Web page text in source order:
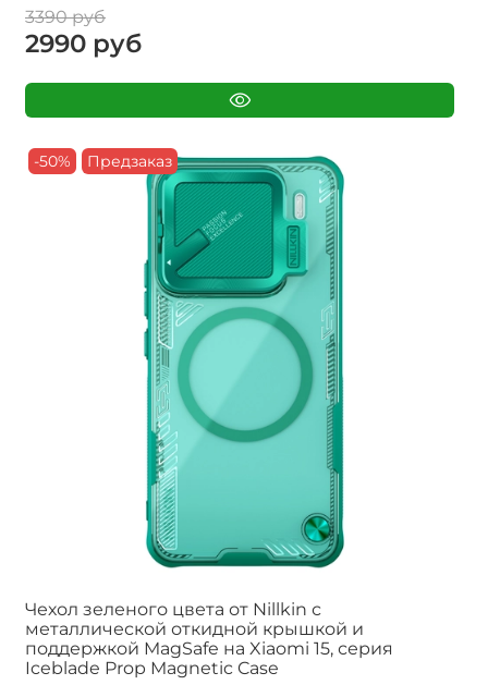
3390 руб
2990 руб
-50% Предзаказ
Чехол зеленого цвета от Nillkin с
металлической откидной крышкой и
поддержкой MagSafe на Xiaomi 15, серия
Iceblade Prop Magnetic Case